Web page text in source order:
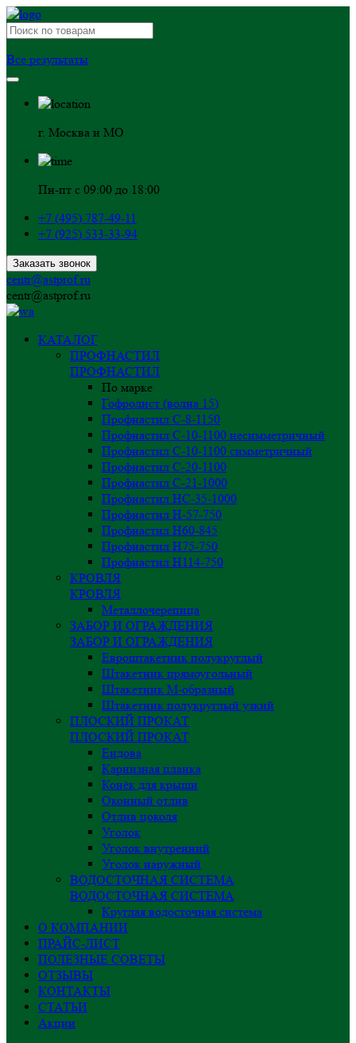
Все результаты
г. Москва и МО
Пн-пт с 09:00 до 18:00
+7 (495) 787-49-11
+7 (925) 533-33-94
Заказать звонок
centr@astprof.ru
centr@astprof.ru
КАТАЛОГ
ПРОФНАСТИЛ
ПРОФНАСТИЛ
По марке
Гофролист (волна 15)
Профнастил С-8-1150
Профнастил С-10-1100 несимметричный
Профнастил С-10-1100 симметричный
Профнастил С-20-1100
Профнастил С-21-1000
Профнастил НС-35-1000
Профнастил H-57-750
Профнастил Н60-845
Профнастил Н75-750
Профнастил Н114-750
КРОВЛЯ
КРОВЛЯ
Металлочерепица
ЗАБОР И ОГРАЖДЕНИЯ
ЗАБОР И ОГРАЖДЕНИЯ
Евроштакетник полукруглый
Штакетник прямоугольный
Штакетник М-образный
Штакетник полукруглый узкий
ПЛОСКИЙ ПРОКАТ
ПЛОСКИЙ ПРОКАТ
Ендова
Карнизная планка
Конёк для крыши
Оконный отлив
Отлив цоколя
Уголок
Уголок внутренний
Уголок наружный
ВОДОСТОЧНАЯ СИСТЕМА
ВОДОСТОЧНАЯ СИСТЕМА
Круглая водосточная система
О КОМПАНИИ
ПРАЙС-ЛИСТ
ПОЛЕЗНЫЕ СОВЕТЫ
ОТЗЫВЫ
КОНТАКТЫ
СТАТЬИ
Акции